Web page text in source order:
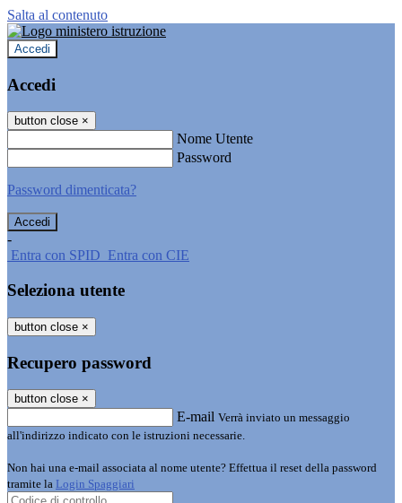
Salta al contenuto
Accedi
Accedi
button close ×
Nome Utente
Password
Password dimenticata?
-
Entra con SPID Entra con CIE
Seleziona utente
button close ×
Recupero password
button close ×
E-mail Verrà inviato un messaggio
all'indirizzo indicato con le istruzioni necessarie.
Non hai una e-mail associata al nome utente? Effettua il reset della password
tramite la Login Spaggiari